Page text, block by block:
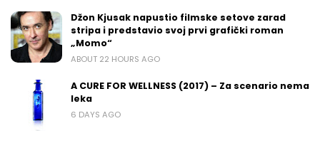
Džon Kjusak napustio filmske setove zarad
stripa i predstavio svoj prvi grafički roman
„Momo“
ABOUT 22 HOURS AGO
A CURE FOR WELLNESS (2017) – Za scenario nema
leka
6 DAYS AGO